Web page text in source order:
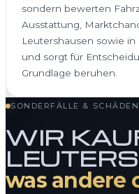
sondern bewerten
Ausstattung,
Leutershausen sowie in
und sorgt für
Grundlage beruhen.
SONDERFÄLLE &
WIR
was andere